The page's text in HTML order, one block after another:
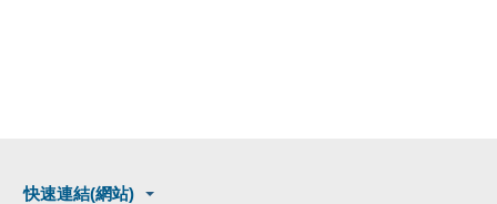
快速連結(網站)